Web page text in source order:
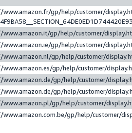
gp/help/customer/
gp/help/customer/
gp/help/customer/
gp/help/customer/
gp/help/customer/
gp/help/customer/
gp/help/customer/
gp/help/customer/
gp/help/customer/